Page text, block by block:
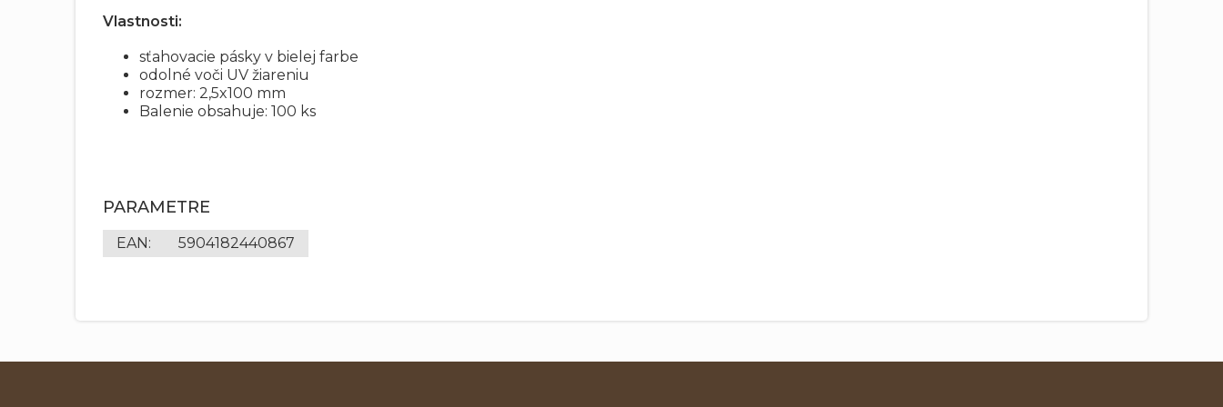
Vlastnosti:
sťahovacie pásky v bielej farbe
odolné voči UV žiareniu
rozmer: 2,5x100 mm
Balenie obsahuje: 100 ks
PARAMETRE
EAN: 5904182440867